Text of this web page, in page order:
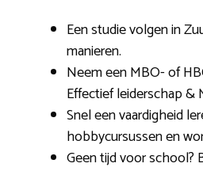
Een studie volgen in
manieren.
Neem een MBO- of
Effectief leiderschap &
Snel een vaardigheid
hobbycursussen en
Geen tijd voor school?